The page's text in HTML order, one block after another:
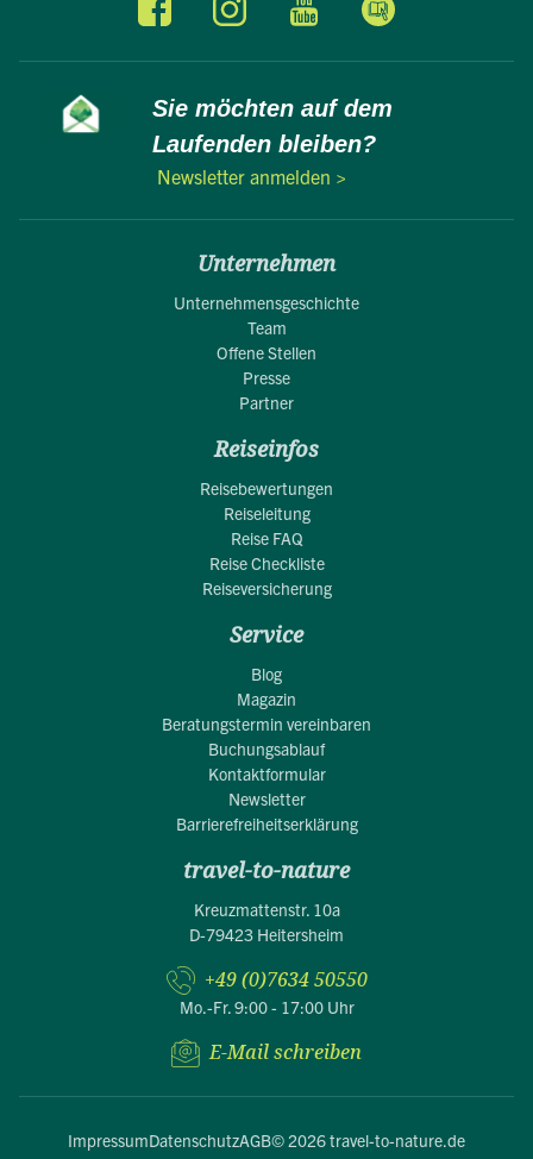
Sie möchten auf dem
Laufenden bleiben?
Newsletter anmelden >
Unternehmen
Unternehmensgeschichte
Team
Offene Stellen
Presse
Partner
Reiseinfos
Reisebewertungen
Reiseleitung
Reise FAQ
Reise Checkliste
Reiseversicherung
Service
Blog
Magazin
Beratungstermin vereinbaren
Buchungsablauf
Kontaktformular
Newsletter
Barrierefreiheitserklärung
travel-to-nature
Kreuzmattenstr. 10a
D-79423 Heitersheim
+49 (0)7634 50550
Mo.-Fr. 9:00 - 17:00 Uhr
E-Mail schreiben
ImpressumDatenschutzAGB© 2026 travel-to-nature.de